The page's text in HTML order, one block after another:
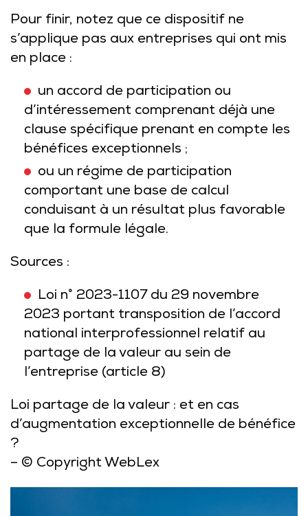
Pour finir, notez que ce dispositif ne
s’applique pas aux entreprises qui ont mis
en place :
un accord de participation ou
d’intéressement comprenant déjà une
clause spécifique prenant en compte les
bénéfices exceptionnels ;
ou un régime de participation
comportant une base de calcul
conduisant à un résultat plus favorable
que la formule légale.
Sources :
Loi n° 2023-1107 du 29 novembre
2023 portant transposition de l’accord
national interprofessionnel relatif au
partage de la valeur au sein de
l’entreprise (article 8)
Loi partage de la valeur : et en cas
d’augmentation exceptionnelle de bénéfice
?
– © Copyright WebLex